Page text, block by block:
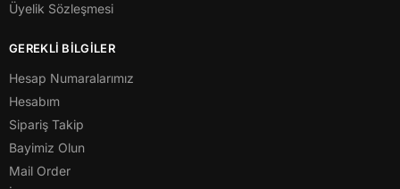
Üyelik Sözleşmesi
GEREKLİ BİLGİLER
Hesap Numaralarımız
Hesabım
Sipariş Takip
Bayimiz Olun
Mail Order